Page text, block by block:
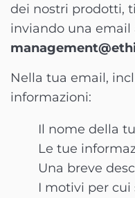
dei nostri prodotti,
inviando una email
Nella tua email,
informazioni:
Il nome della
Le tue
Una breve
I motivi per cui